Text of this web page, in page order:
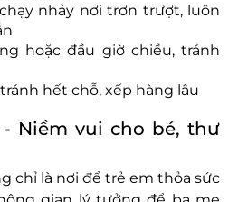
ạy nhảy nơi trơn trượt, luôn
hoặcđầu giờ chiều, tránh
ánh hết chỗ, xếp hàng lâu
- Niềm vui cho bé, thư
chỉ là nơi để trẻ em thỏa sức